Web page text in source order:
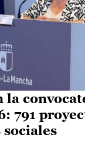
la
791